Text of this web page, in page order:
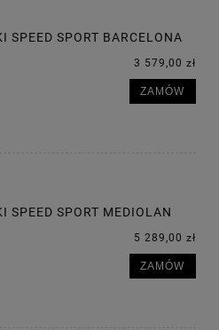
SPEED SPORT BARCELONA
3 579,00 zł
ZAMÓW
SPEED SPORT MEDIOLAN
5 289,00 zł
ZAMÓW